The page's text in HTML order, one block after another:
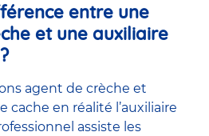
entre une
et une auxiliaire
agent de crèche et
cache en réalité l’auxiliaire
assiste les